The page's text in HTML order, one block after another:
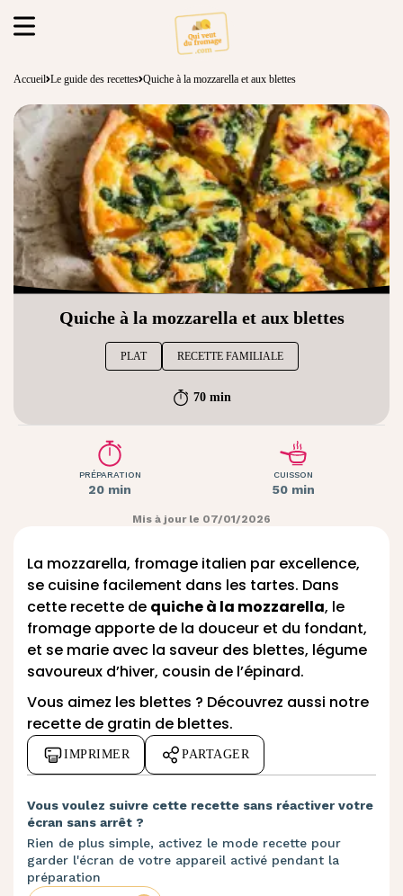
Accueil Le guide des recettes Quiche à la mozzarella et aux blettes
Quiche à la mozzarella et aux blettes
PLAT RECETTE FAMILIALE
70 min
PRÉPARATION
20 min
CUISSON
50 min
Mis à jour le 07/01/2026
La mozzarella, fromage italien par excellence,
se cuisine facilement dans les tartes. Dans
cette recette de quiche à la mozzarella, le
fromage apporte de la douceur et du fondant,
et se marie avec la saveur des blettes, légume
savoureux d’hiver, cousin de l’épinard.
Vous aimez les blettes ? Découvrez aussi notre
recette de gratin de blettes.
IMPRIMER PARTAGER
Vous voulez suivre cette recette sans réactiver votre
écran sans arrêt ?
Rien de plus simple, activez le mode recette pour
garder l'écran de votre appareil activé pendant la
préparation